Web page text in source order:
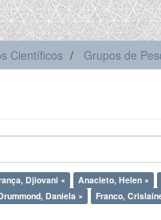
Científicos Grupos de
Djiovani × Anacleto, Helen ×
Daniela × Franco,